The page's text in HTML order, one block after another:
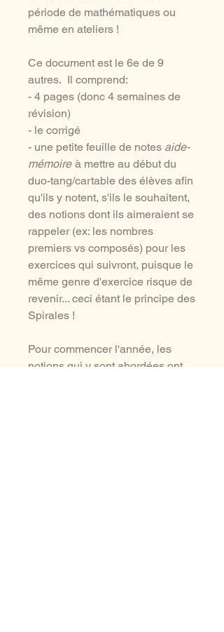
période de mathématiques ou
même en ateliers !
Ce document est le 6e de 9
autres. Il comprend:
- 4 pages (donc 4 semaines de
révision)
- le corrigé
- une petite feuille de notes aide-
mémoire à mettre au début du
duo-tang/cartable des élèves afin
qu'ils y notent, s'ils le souhaitent,
des notions dont ils aimeraient se
rappeler (ex: les nombres
premiers vs composés) pour les
exercices qui suivront, puisque le
même genre d'exercice risque de
revenir... ceci étant le principe des
Spirales !
Pour commencer l'année, les
notions qui y sont abordées ont